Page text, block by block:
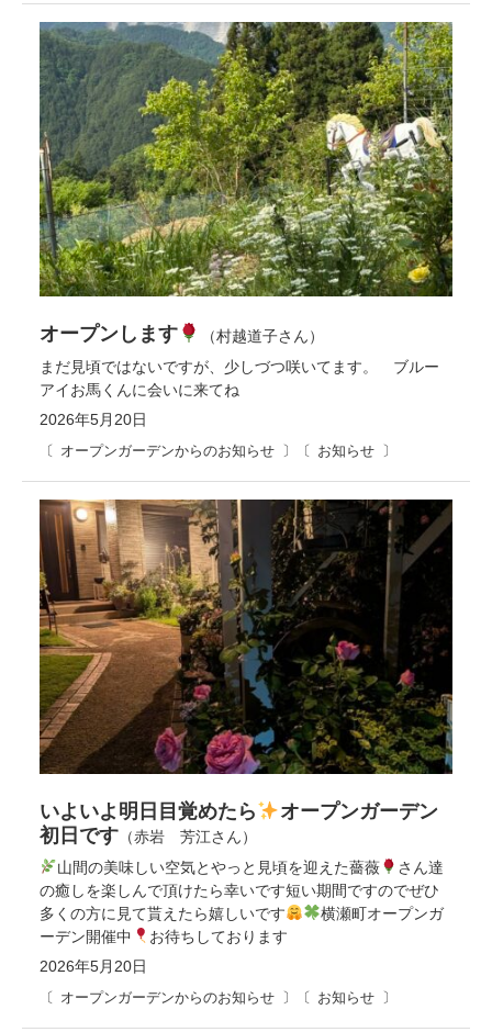
2026年5月20日
オープンガーデンからのお知らせ お知らせ
オープンします
（村越道子さん）
まだ見頃ではないですが、少しづつ咲いてます。 ブルー
アイお馬くんに会いに来てね
2026年5月20日
オープンガーデンからのお知らせ お知らせ
いよいよ明日目覚めたら
オープンガーデン
初日です （赤岩 芳江さん）
山間の美味しい空気とやっと見頃を迎えた薔薇
さん達
の癒しを楽しんで頂けたら幸いです短い期間ですのでぜひ
多くの方に見て貰えたら嬉しいです
横瀬町オープンガ
ーデン開催中
お待ちしております